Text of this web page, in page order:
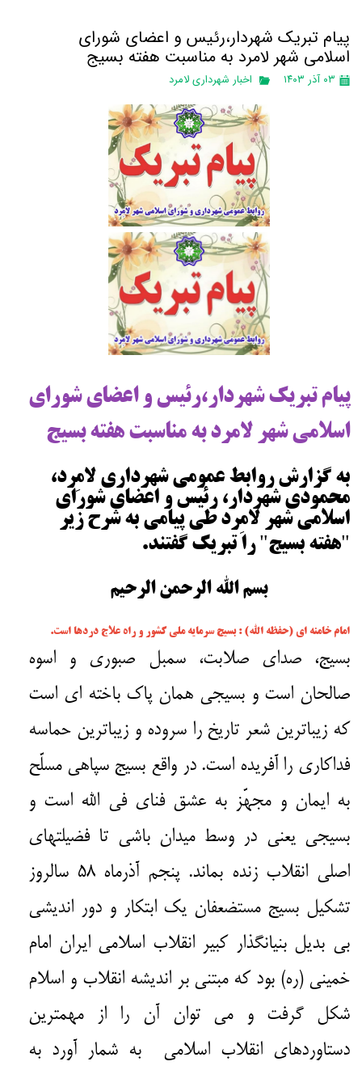
پیام تبریک شهردار،رئیس و اعضای شورای
اسلامی شهر لامرد به مناسبت هفته بسیج
۰۳ آذر ۱۴۰۳ اخبار شهرداری لامرد
پیام تبریک شهردار،رئیس و اعضای شورای
اسلامی شهر لامرد به مناسبت هفته بسیج
به گزارش روابط عمومی شهرداری لامِرد،
محمودی شهردار، رئیس و اعضای شورای
اسلامی شهر لامِرد طی پیامی به شرح زیر
"هفته بسیج" را تبریک گفتند.
بسم الله الرحمن الرحیم
امام خامنه ای (حفظه الله) : بسیج سرمایه ملی کشور و راه علاج دردها است.
بسیج، صدای صلابت، سمبل صبوری و اسوه
صالحان است و بسیجی همان پاک باخته ای است
که زیباترین شعر تاریخ را سروده و زیباترین حماسه
فداکاری را آفریده است. در واقع بسیج سپاهی مسلّح
به ایمان و مجهّز به عشق فنای فی الله است و
بسیجى یعنی در وسط میدان باشی تا فضیلتهاى
اصلى انقلاب زنده بماند. پنجم آذرماه ۵۸ سالروز
تشکیل بسیج مستضعفان یک ابتکار و دور اندیشی
بی بدیل بنیانگذار کبیر انقلاب اسلامی ایران امام
خمینی (ره) بود که مبتنی بر اندیشه انقلاب و اسلام
شکل گرفت و می توان آن را از مهمترین
دستاوردهای انقلاب اسلامی به شمار آورد به